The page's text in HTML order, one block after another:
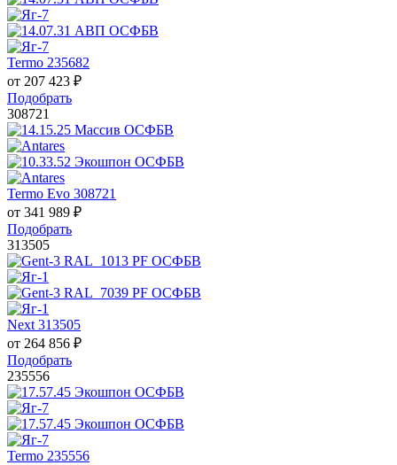
Termo 235682
от 207 423 ₽
Подобрать
308721
Termo Evo 308721
от 341 989 ₽
Подобрать
313505
Next 313505
от 264 856 ₽
Подобрать
235556
Termo 235556